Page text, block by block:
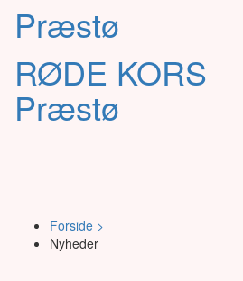
Præstø
RØDE KORS
Præstø
Forside >
Nyheder